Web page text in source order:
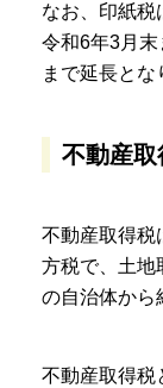
なお、印紙税
令和6年3月末
まで延長とな
不動産取
不動産取得税
方税で、土地
の自治体から
不動産取得税